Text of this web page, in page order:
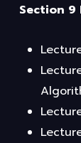
Section